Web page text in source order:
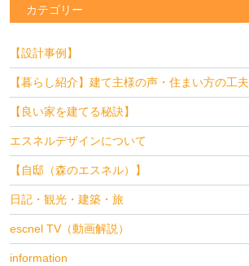
カテゴリー
【設計事例】
【暮らし紹介】建て主様の声・住まい方の工夫
【良い家を建てる秘訣】
エスネルデザインについて
【自邸（森のエスネル）】
日記・観光・建築・旅
escnel TV（動画解説）
information